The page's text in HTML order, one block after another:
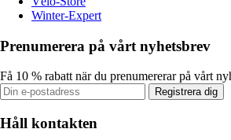
Winter-Expert
Prenumerera på vårt nyhetsbrev
Få 10 % rabatt när du prenumererar på vårt
Registrera dig
Håll kontakten